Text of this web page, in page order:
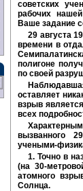
советских
рабочих
Ваше задание
29 августа
времени в
полигоне
по своей
оставляет
взрыв
всех
вызванного
учеными-
1. Точно в
(на 30-
атомного
Солнца.